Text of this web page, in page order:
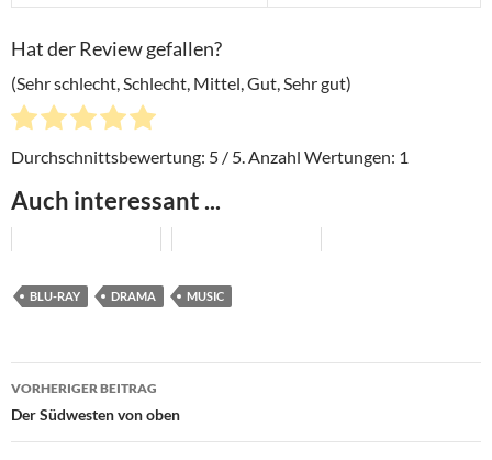
Hat der Review gefallen?
(Sehr schlecht, Schlecht, Mittel, Gut, Sehr gut)
Durchschnittsbewertung: 5 / 5. Anzahl Wertungen: 1
Auch interessant ...
BLU-RAY DRAMA MUSIC
Beitragsnavigation
VORHERIGER BEITRAG
Der Südwesten von oben